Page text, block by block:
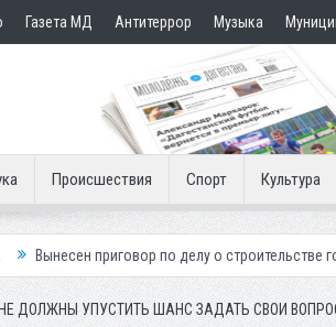
Газета МД Антитеррор Музыка
Происшествия Спорт Культура
по делу о строительстве гостиницы у
ДОЛЖНЫ УПУСТИТЬ ШАНС ЗАДАТЬ СВОИ